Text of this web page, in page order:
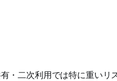
・二次利用では特に重いリス